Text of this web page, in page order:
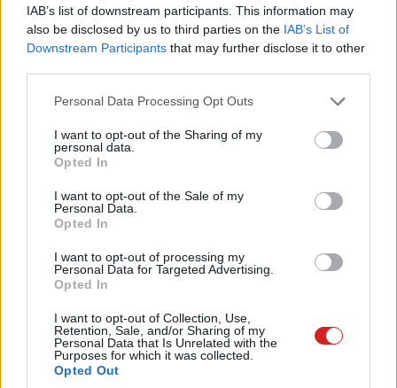
IAB’s list of downstream participants. This information may
also be disclosed by us to third parties on the IAB’s List of
Downstream Participants that may further disclose it to other
Please note that this website/app uses one or more Google
not limited to your visit or usage behaviour. You may click to
grant or deny consent to Google and its third-party tags to
use your data for below specified purposes in below Google
consent section.
Personal Data Processing Opt Outs
I want to opt-out of the Sharing of my
personal data.
Opted In
I want to opt-out of the Sale of my
Personal Data.
Opted In
I want to opt-out of processing my
Personal Data for Targeted Advertising.
Opted In
I want to opt-out of Collection, Use,
Retention, Sale, and/or Sharing of my
Personal Data that Is Unrelated with the
Purposes for which it was collected.
Opted Out
Az AMD konkrét vételárat és megjelenési dátumot nem
említett, azonban igen drágának ígérkezik, hiszen a
prezentációs anyagok alapján 280 wattos TDP-vel és
288 MB cache-sel számolhatunk. Mivel a 24- és 32-
magos Threadripperek TDP-je is ennyi, ezért a tippek
szerint alacsonyabb órajelekkel dolgozik majd az AMD.
Kevés dolog van persze, aminél hasznát lehet venni több
mint 32 magnak, de a fejlesztők idővel biztosan
kiaknázzák a lehetőségeket.
Pulzusméréssel segíti a biztonságos mozgást az új
balatoni kardioösvény (X)